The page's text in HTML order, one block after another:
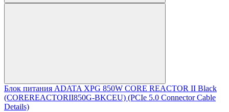
Блок питания ADATA XPG 850W CORE REACTOR II Black
(COREREACTORII850G-BKCEU) (PCIe 5.0 Connector Cable
Details)